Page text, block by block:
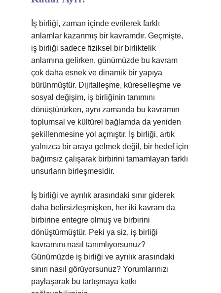
İş birliği, zaman içinde evrilerek farklı
anlamlar kazanmış bir kavramdır. Geçmişte,
iş birliği sadece fiziksel bir birliktelik
anlamına gelirken, günümüzde bu kavram
çok daha esnek ve dinamik bir yapıya
bürünmüştür. Dijitalleşme, küreselleşme ve
sosyal değişim, iş birliğinin tanımını
dönüştürürken, aynı zamanda bu kavramın
toplumsal ve kültürel bağlamda da yeniden
şekillenmesine yol açmıştır. İş birliği, artık
yalnızca bir araya gelmek değil, bir hedef için
bağımsız çalışarak birbirini tamamlayan farklı
unsurların birleşmesidir.
İş birliği ve ayrılık arasındaki sınır giderek
daha belirsizleşmişken, her iki kavram da
birbirine entegre olmuş ve birbirini
dönüştürmüştür. Peki ya siz, iş birliği
kavramını nasıl tanımlıyorsunuz?
Günümüzde iş birliği ve ayrılık arasındaki
sınırı nasıl görüyorsunuz? Yorumlarınızı
paylaşarak bu tartışmaya katkı